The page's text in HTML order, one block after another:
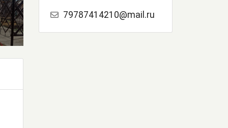
79787414210@mail.ru